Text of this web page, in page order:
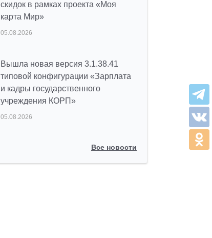
скидок в рамках проекта «Моя
карта Мир»
05.08.2026
Вышла новая версия 3.1.38.41
типовой конфигурации «Зарплата
и кадры государственного
учреждения КОРП»
05.08.2026
Все новости